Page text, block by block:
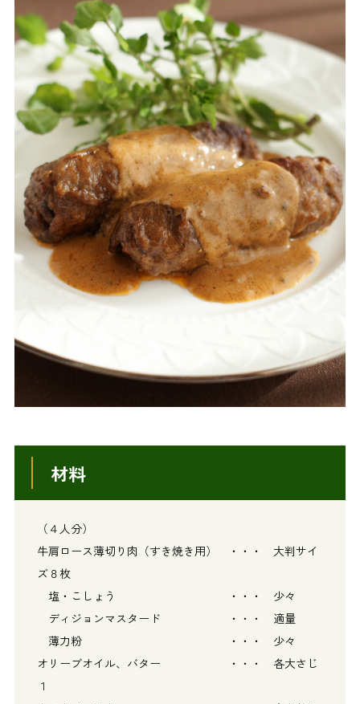
材料
（４人分）
牛肩ロース薄切り肉（すき焼き用） ・・・ 大判サイ
ズ８枚
塩・こしょう ・・・ 少々
ディジョンマスタード ・・・ 適量
薄力粉 ・・・ 少々
オリーブオイル、バター ・・・ 各大さじ
１